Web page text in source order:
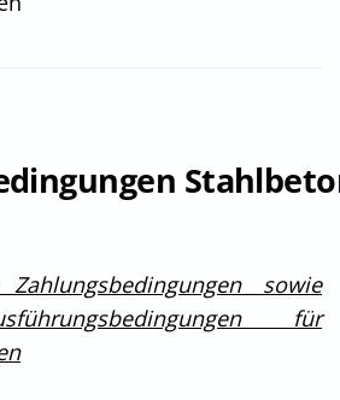
sowie
für